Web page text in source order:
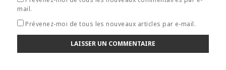
mail.
Prévenez-moi de tous les nouveaux articles par e-mail.